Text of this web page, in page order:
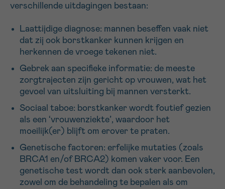
verschillende uitdagingen bestaan:
Laattijdige diagnose: mannen beseffen vaak niet
dat zij ook borstkanker kunnen krijgen en
herkennen de vroege tekenen niet.
Gebrek aan specifieke informatie: de meeste
zorgtrajecten zijn gericht op vrouwen, wat het
gevoel van uitsluiting bij mannen versterkt.
Sociaal taboe: borstkanker wordt foutief gezien
als een ‘vrouwenziekte’, waardoor het
moeilijk(er) blijft om erover te praten.
Genetische factoren: erfelijke mutaties (zoals
BRCA1 en/of BRCA2) komen vaker voor. Een
genetische test wordt dan ook sterk aanbevolen,
zowel om de behandeling te bepalen als om